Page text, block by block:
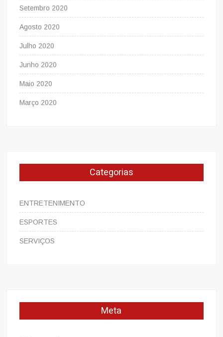
Setembro 2020
Agosto 2020
Julho 2020
Junho 2020
Maio 2020
Março 2020
Categorias
ENTRETENIMENTO
ESPORTES
SERVIÇOS
Meta